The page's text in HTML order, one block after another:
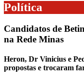
Política
Candidatos de
na Rede Minas
Heron, Dr Vinicius e
propostas e trocaram